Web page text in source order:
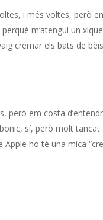
i més voltes, però
m’atengui un
cremar els bats de
però em costa
sí, però molt
ho té una mica